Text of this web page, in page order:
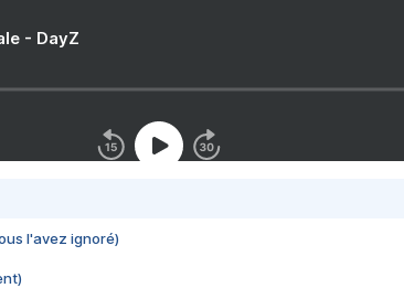
- DayZ
l'avez ignoré)